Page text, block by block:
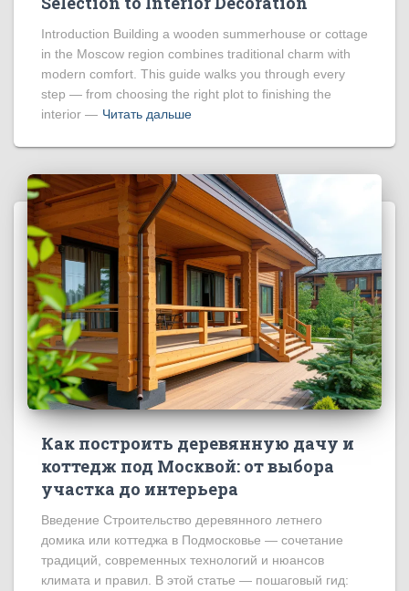
Introduction Building a wooden summerhouse or cottage
in the Moscow region combines traditional charm with
modern comfort. This guide walks you through every
step — from choosing the right plot to finishing the
interior — Читать дальше
Как построить деревянную дачу и
коттедж под Москвой: от выбора
участка до интерьера
Введение Строительство деревянного летнего
домика или коттеджа в Подмосковье — сочетание
традиций, современных технологий и нюансов
климата и правил. В этой статье — пошаговый гид: